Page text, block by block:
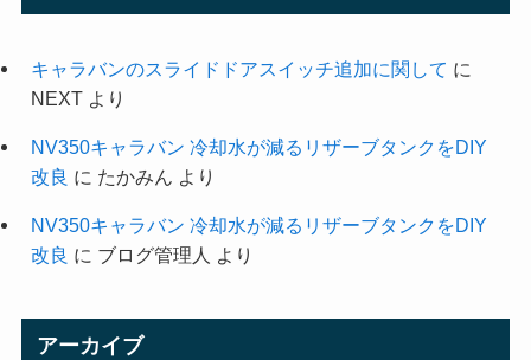
キャラバンのスライドドアスイッチ追加に関して に
NEXTより
NV350キャラバン 冷却水が減るリザーブタンクをDIY
改良 に たかみん より
NV350キャラバン 冷却水が減るリザーブタンクをDIY
改良 に ブログ管理人 より
アーカイブ